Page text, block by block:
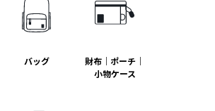
バッグ
財布｜ポーチ｜
小物ケース